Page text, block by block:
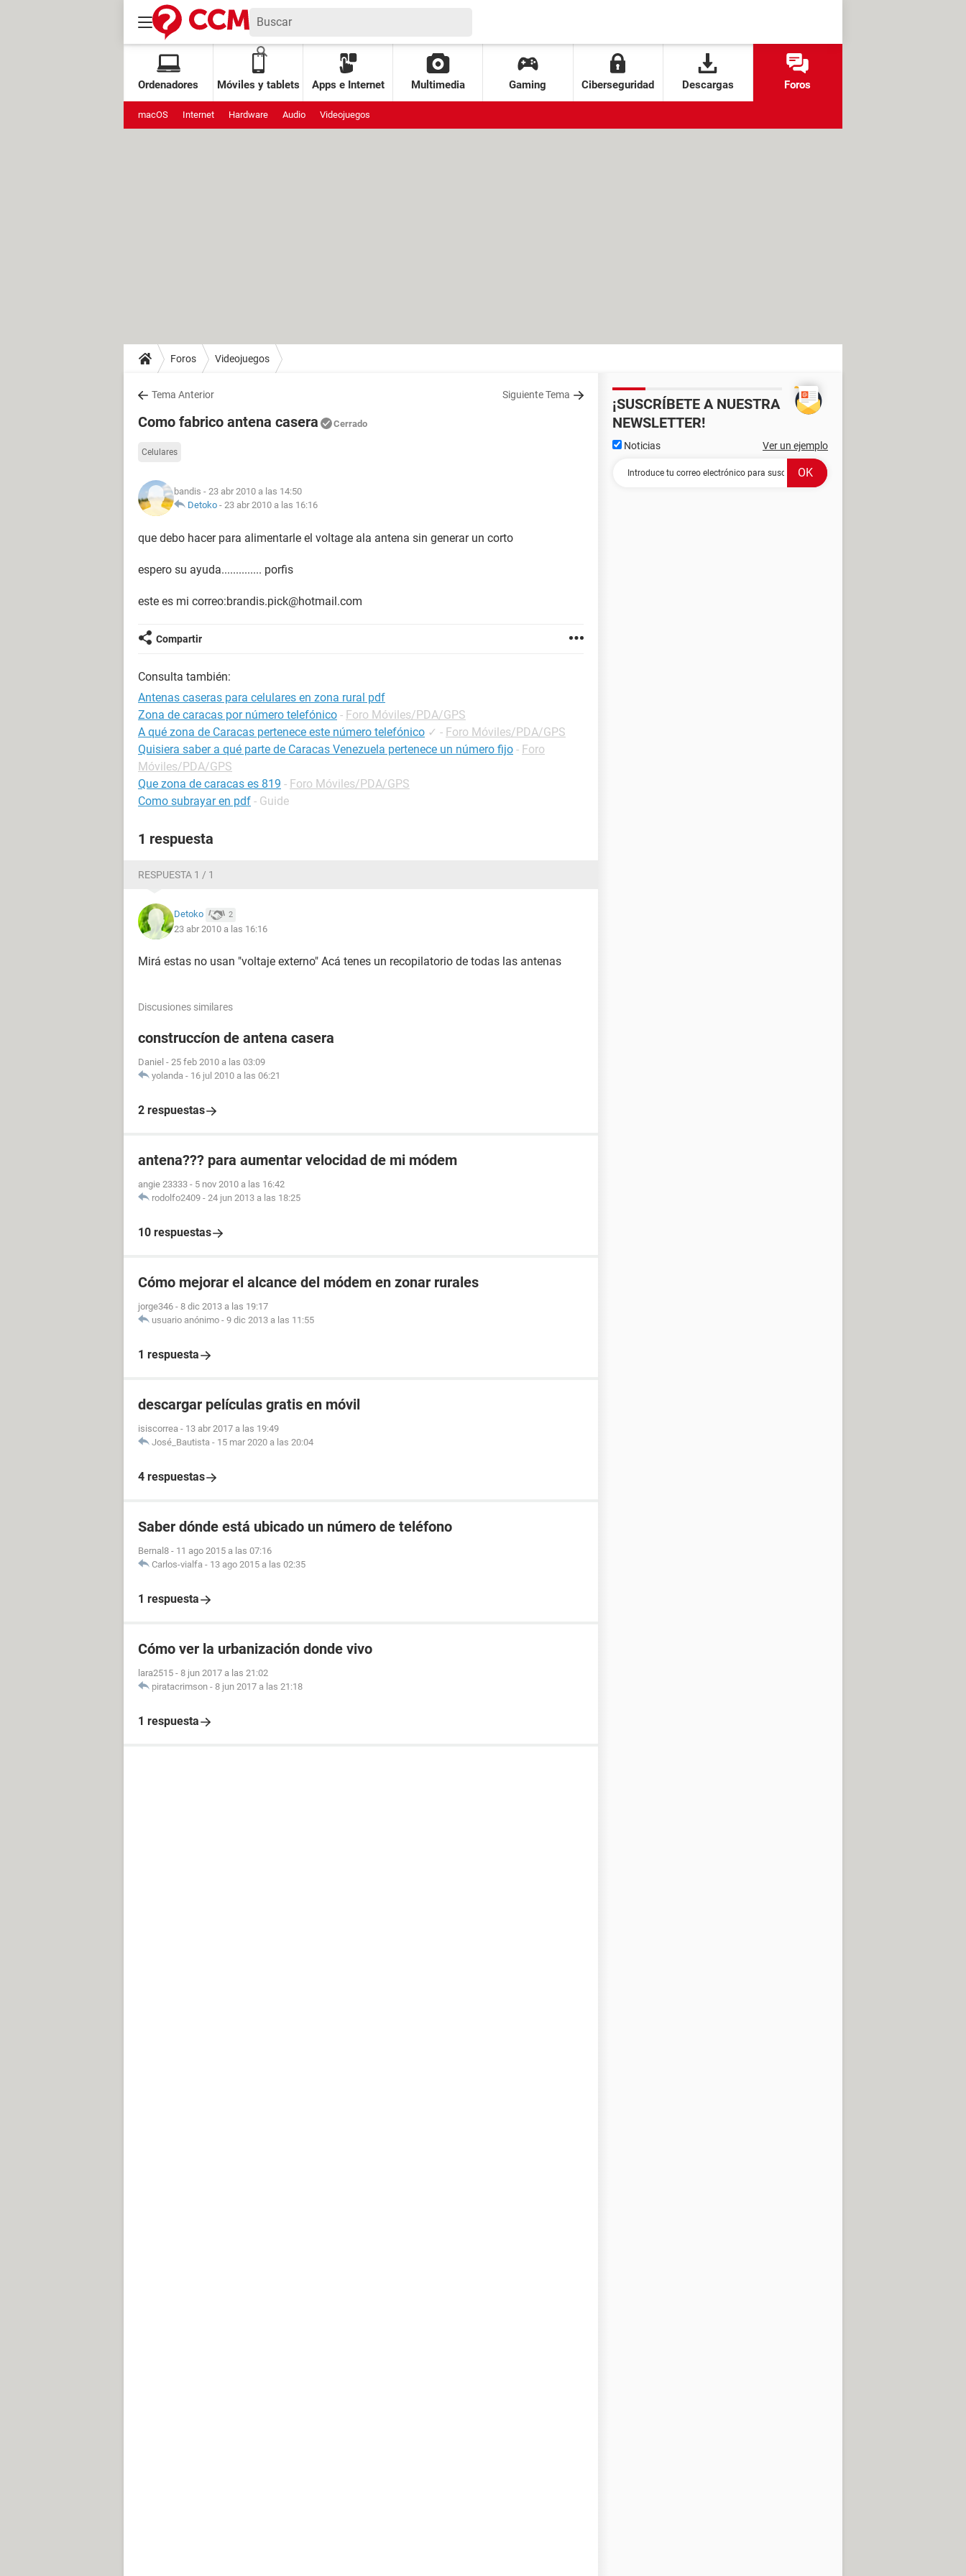
Ordenadores Móviles y tablets Apps e Internet Multimedia Gaming Ciberseguridad Descargas Foros
macOS Internet Hardware Audio Videojuegos
Foros Videojuegos
Tema Anterior Siguiente Tema
Como fabrico antena casera Cerrado
Celulares
bandis - 23 abr 2010 a las 14:50
Detoko - 23 abr 2010 a las 16:16
que debo hacer para alimentarle el voltage ala antena sin generar un corto
espero su ayuda.............. porfis
este es mi correo:brandis.pick@hotmail.com
Compartir
Consulta también:
Antenas caseras para celulares en zona rural pdf
Zona de caracas por número telefónico - Foro Móviles/PDA/GPS
A qué zona de Caracas pertenece este número telefónico ✓ - Foro Móviles/PDA/GPS
Quisiera saber a qué parte de Caracas Venezuela pertenece un número fijo - Foro
Móviles/PDA/GPS
Que zona de caracas es 819 - Foro Móviles/PDA/GPS
Como subrayar en pdf - Guide
1 respuesta
RESPUESTA 1 / 1
Detoko 2
23 abr 2010 a las 16:16
Mirá estas no usan "voltaje externo" Acá tenes un recopilatorio de todas las antenas
Discusiones similares
construccíon de antena casera
Daniel - 25 feb 2010 a las 03:09
yolanda - 16 jul 2010 a las 06:21
2 respuestas
antena??? para aumentar velocidad de mi módem
angie 23333 - 5 nov 2010 a las 16:42
rodolfo2409 - 24 jun 2013 a las 18:25
10 respuestas
Cómo mejorar el alcance del módem en zonar rurales
jorge346 - 8 dic 2013 a las 19:17
usuario anónimo - 9 dic 2013 a las 11:55
1 respuesta
descargar películas gratis en móvil
isiscorrea - 13 abr 2017 a las 19:49
José_Bautista - 15 mar 2020 a las 20:04
4 respuestas
Saber dónde está ubicado un número de teléfono
Bernal8 - 11 ago 2015 a las 07:16
Carlos-vialfa - 13 ago 2015 a las 02:35
1 respuesta
Cómo ver la urbanización donde vivo
lara2515 - 8 jun 2017 a las 21:02
piratacrimson - 8 jun 2017 a las 21:18
1 respuesta
¡SUSCRÍBETE A NUESTRA
NEWSLETTER!
Noticias Ver un ejemplo